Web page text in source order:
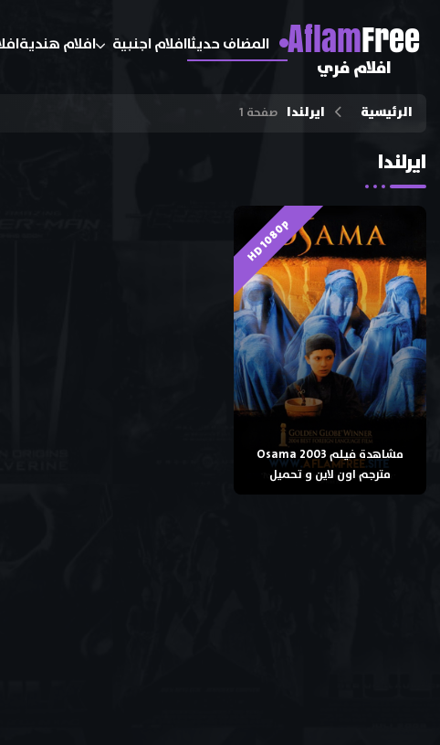
AflamFree
افلام فري
المضاف حديثاافلام اجنبية افلام هندية
الرئيسية ايرلندا صفحة 1
ايرلندا
HD 1080p
مشاهدة فيلم Osama 2003
مترجم اون لاين و تحميل